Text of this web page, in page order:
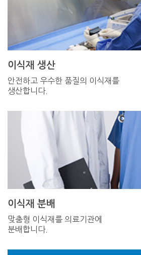
이식재 생산
안전하고 우수한 품질의 이식재를
생산합니다.
이식재 분배
맞춤형 이식재를 의료기관에
분배합니다.